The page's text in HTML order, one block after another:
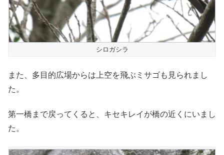
シロガシラ
また、多目的広場からは上空を飛ぶミサゴも見られまし
た。
第一橋まで戻ってくると、キセキレイが橋の近くにいまし
た。